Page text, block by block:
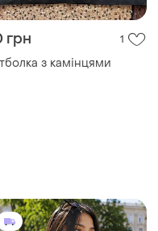
грн 1
з камінцями